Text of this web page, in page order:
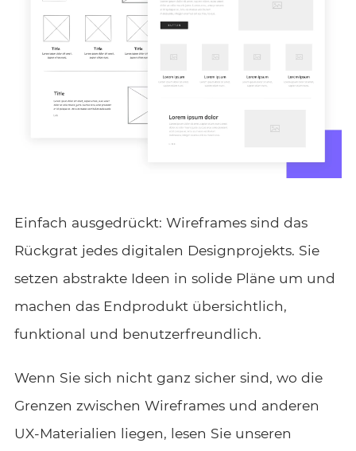
Einfach ausgedrückt: Wireframes sind das
Rückgrat jedes digitalen Designprojekts. Sie
setzen abstrakte Ideen in solide Pläne um und
machen das Endprodukt übersichtlich,
funktional und benutzerfreundlich.
Wenn Sie sich nicht ganz sicher sind, wo die
Grenzen zwischen Wireframes und anderen
UX-Materialien liegen, lesen Sie unseren